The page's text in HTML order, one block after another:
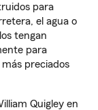
para
el agua o
tengan
para
preciados
Quigley en